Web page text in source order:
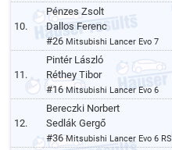
10.
Pénzes Zsolt
Dallos Ferenc
#26 Mitsubishi Lancer Evo 7
11.
Pintér László
Réthey Tibor
#16Mitsubishi Lancer Evo 6
12.
Bereczki Norbert
Sedlák Gergő
#36Mitsubishi Lancer Evo 6 RS